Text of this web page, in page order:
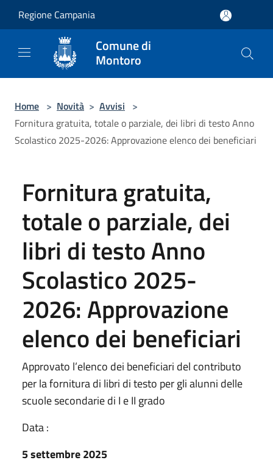
Regione Campania
Comune di
Montoro
Home > Novità > Avvisi >
Fornitura gratuita, totale o parziale, dei libri di testo Anno
Scolastico 2025-2026: Approvazione elenco dei beneficiari
Fornitura gratuita,
totale o parziale, dei
libri di testo Anno
Scolastico 2025-
2026: Approvazione
elenco dei beneficiari
Approvato l’elenco dei beneficiari del contributo
per la fornitura di libri di testo per gli alunni delle
scuole secondarie di I e II grado
Data :
5 settembre 2025